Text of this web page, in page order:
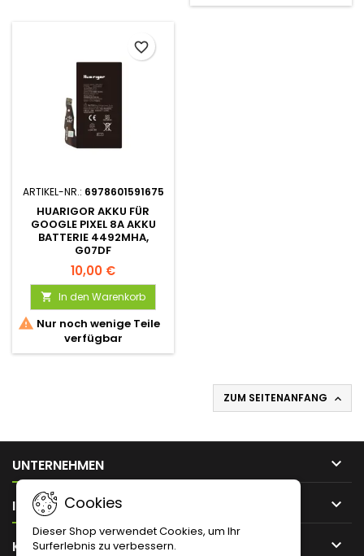
ARTIKEL-NR.: 6978601591675
HUARIGOR AKKU FÜR
GOOGLE PIXEL 8A AKKU
BATTERIE 4492MHA,
G07DF
10,00 €
 In den Warenkorb
 Nur noch wenige Teile
verfügbar
favorite_border
ZUM SEITENANFANG 
UNTERNEHMEN 
IHR KONTO 
KONTAKT 
Cookies
Dieser Shop verwendet Cookies, um Ihr
Surferlebnis zu verbessern.